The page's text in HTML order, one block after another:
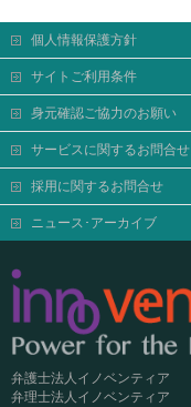
個人情報保護方針
サイトご利用条件
身元確認ご協力のお願い
サービスに関するお問合せ
採用に関するお問合せ
ニュース･アーカイブ
弁護士法人イノベンティア
弁理士法人イノベンティア